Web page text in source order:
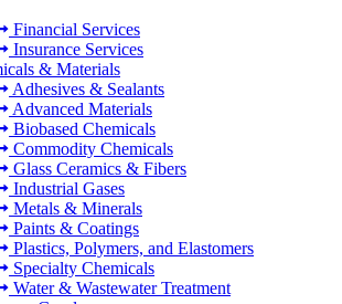
Financial Services
Insurance Services
& Materials
Adhesives & Sealants
Advanced Materials
Biobased Chemicals
Commodity Chemicals
Glass Ceramics & Fibers
Industrial Gases
Metals & Minerals
Paints & Coatings
Plastics, Polymers, and Elastomers
Specialty Chemicals
Water & Wastewater Treatment